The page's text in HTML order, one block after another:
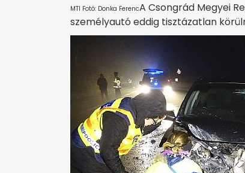
MTI Fotó: Donka FerencA Csongrád Megyei
személyautó eddig tisztázatlan